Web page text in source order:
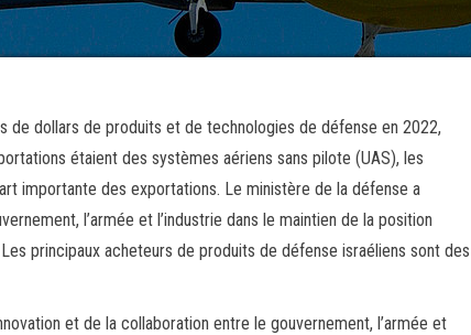
de dollars de produits et de technologies de défense en 2022,
étaient des systèmes aériens sans pilote (UAS), les
importante des exportations. Le ministère de la défense a
l’armée et l’industrie dans le maintien de la position
principaux acheteurs de produits de défense israéliens sont des
et de la collaboration entre le gouvernement, l’armée et